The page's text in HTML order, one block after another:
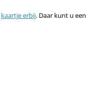
kaartje erbij. Daar kunt u een